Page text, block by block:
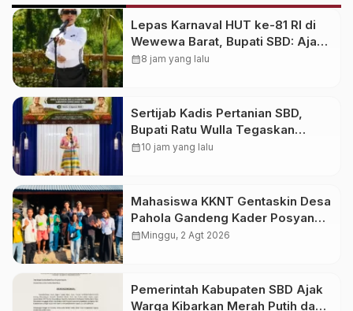
Lepas Karnaval HUT ke-81 RI di
Wewewa Barat, Bupati SBD: Ajang
Memperkuat Persaudaraan!
calendar_month8 jam yang lalu
Sertijab Kadis Pertanian SBD,
Bupati Ratu Wulla Tegaskan
Program Strategis Harus Berlanjut
calendar_month10 jam yang lalu
Mahasiswa KKNT Gentaskin Desa
Pahola Gandeng Kader Posyandu
Bagikan PMT untuk Anak Stunting
calendar_monthMinggu, 2 Agt 2026
Pemerintah Kabupaten SBD Ajak
Warga Kibarkan Merah Putih dan